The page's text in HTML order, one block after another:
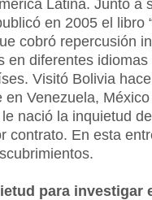
Latina. Junto a
en 2005 el libro
cobró repercusión
en diferentes
Visitó Bolivia
en Venezuela,
nació la inquietud
contrato. En esta
para investigar